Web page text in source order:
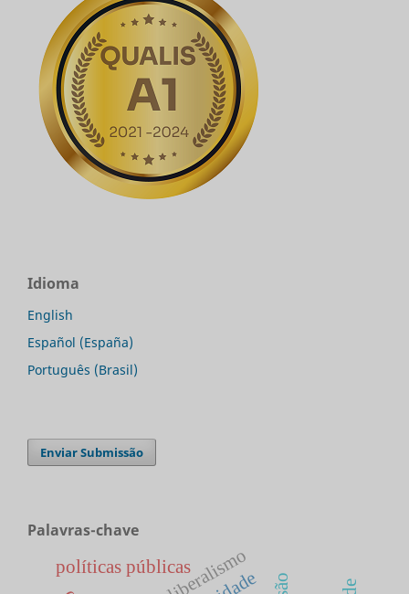
Idioma
English
Español (España)
Português (Brasil)
Enviar Submissão
Palavras-chave
liberalismo
políticas públicas